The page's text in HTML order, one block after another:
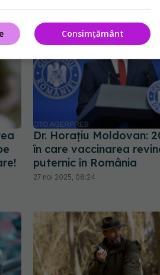
Dr. Horațiu Moldovan:
în care vaccinarea
puternic în România
27 noi 2025, 08:24
Consimțământ